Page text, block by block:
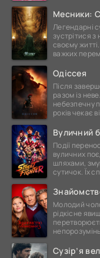
Месники:
Легендарні
зустрітися
своєму
важких
Одіссея
Після
разом із
небезпечну
років чекає
Вуличний
Події
вуличних
шляхами,
сутичок. Їх
Молодий
рідкісне
Сузір’я